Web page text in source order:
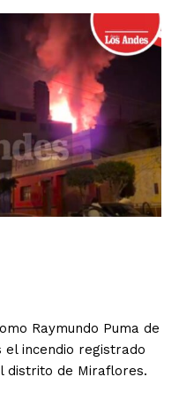
Raymundo Puma de
incendio registrado
distrito de Miraflores.